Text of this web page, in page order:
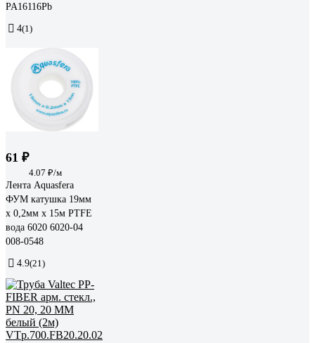
PA16116Pb
4(1)
61 ₽
4.07 ₽/м
Лента Aquasfera
ФУМ катушка 19мм
х 0,2мм х 15м PTFE
вода 6020 6020-04
008-0548
4.9(21)